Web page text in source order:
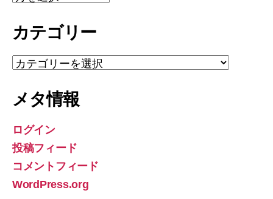
ー
イ
カテゴリー
カ
テ
リ
メタ情報
ログイン
投稿フィード
コメントフィード
WordPress.org